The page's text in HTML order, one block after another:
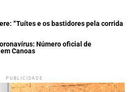
“Tuítes e os bastidores pela corrida
Número oficial de
Canoas
PUBLICIDADE